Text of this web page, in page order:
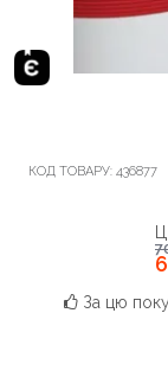
КОД ТОВАРУ: 436877
За цю